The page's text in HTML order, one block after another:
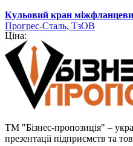
Кульовий кран
Прогрес-Сталь, ТзОВ
Ціна:
ТМ "Бізнес-пропозиція" –
презентації підприємств та